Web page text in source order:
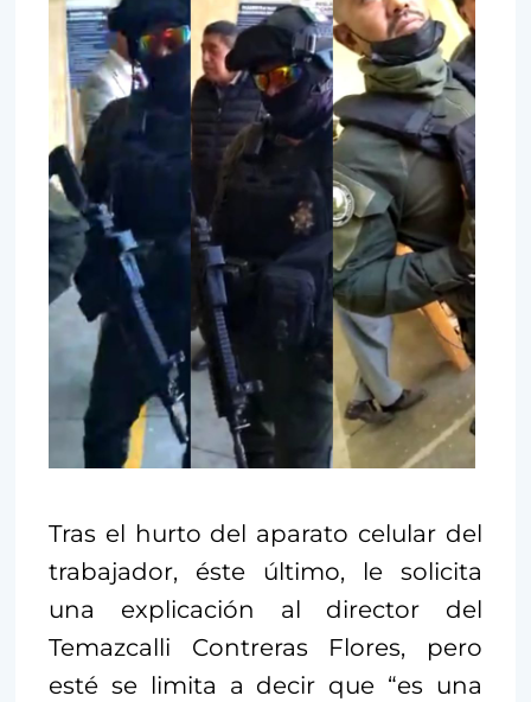
Tras el hurto del aparato celular del
trabajador, éste último, le solicita
una explicación al director del
Temazcalli Contreras Flores, pero
esté se limita a decir que “es una